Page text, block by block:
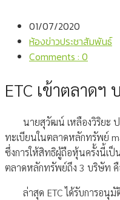
01/07/2020
ห้องข่าวประชาสัมพันธ์
Comments : 0
ETC เข้าตลาด
นายสุวัฒน์ เหลืองวิริยะ ป
ทะเบียนในตลาดหลักทรัพย์
ซึ่งการให้สิทธิผู้ถือหุ้นครั้งนี้เป็
ตลาดหลักทรัพย์ถึง 3 บริษัท คือ
ล่าสุด ETC ได้รับการอ